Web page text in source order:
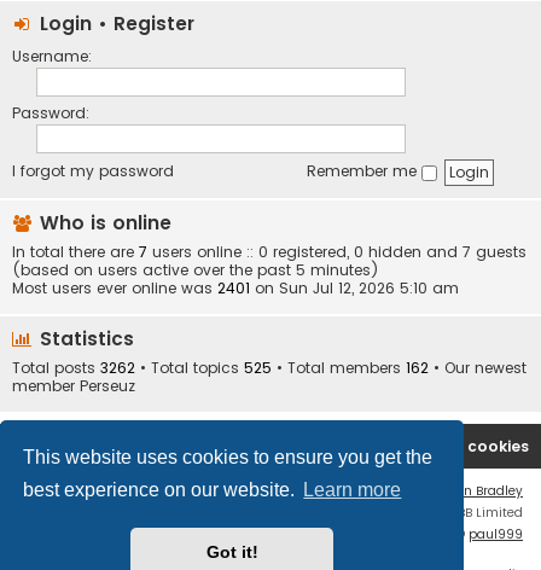
This website uses cookies to ensure you get the
best experience on our website.
Learn more
Got it!
Login • Register
Username:
Password:
I forgot my password Remember me
Who is online
In total there are 7 users online :: 0 registered, 0 hidden and 7 guests
(based on users active over the past 5 minutes)
Most users ever online was 2401 on Sun Jul 12, 2026 5:10 am
Statistics
Total posts 3262 • Total topics 525 • Total members 162 • Our newest
member Perseuz
Board index Delete cookies
Flat Style by
Ian Bradley
® Forum Software © phpBB Limited
phpBB Two Factor Authentication © paul999